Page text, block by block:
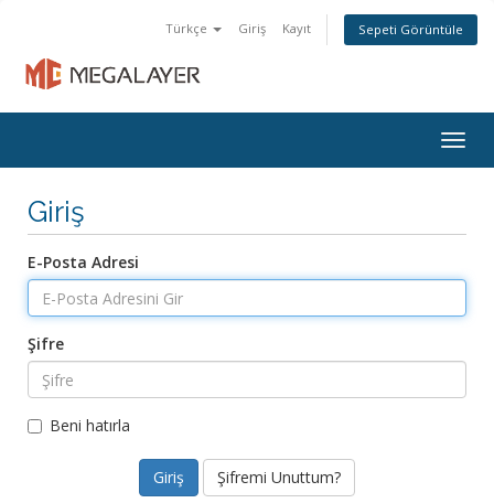
Türkçe Giriş Kayıt Sepeti Görüntüle
Giriş
E-Posta Adresi
Şifre
Beni hatırla
Şifremi Unuttum?